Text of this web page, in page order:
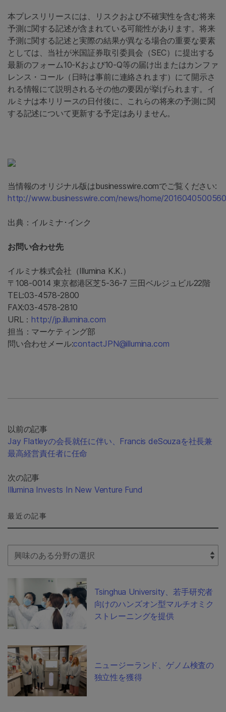
本プレスリリースには、リスクおよび不確実性を含む将来
予測に関する記述が含まれている可能性があります。将来
予測に関する記述と実際の結果が異なる場合の重要な要素
としては、当社が米国証券取引委員会（SEC）に提出する
最新のフォーム10-Kおよび10-Q等の届け出またはカンファ
レンス・コール（日時は事前に連絡されます）にて開示さ
れる情報にて説明されるその他の要因が挙げられます。イ
ルミナは本リリースの日付後に、これらの将来の予測に関
する記述について更新する予定はありません。
当情報のオリジナル版はbusinesswire.comでご覧ください:
http://www.businesswire.com/news/home/
出典：イルミナ･インク
お問い合わせ先
イルミナ株式会社（Illumina K.K.）
〒108-0014 東京都港区芝5-36-7 三田ベルジュビル22階
TEL:03-4578-2800
FAX:03-4578-2810
URL：http://jp.illumina.com
担当：マーケティング部
問い合わせメール:contactJPN@illumina.com
以前の記事
Jay Flatleyの会長就任に伴い、Francis deSouzaを社長兼
最高経営責任者に任命
次の記事
Illumina Invests In New Venture Fund
最近の記事
Select Filter
Tsinghua University、若手研究者
向けのハンズオン型マルチオミク
ストレーニングを提供
ニュージーランド、ゲノム検査の
独立性を獲得